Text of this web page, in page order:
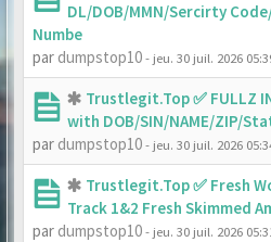
DL/DOB/MMN/Sercirty
Numbe
par dumpstop10- jeu. 30 juil. 2026
Trustlegit.Top ✅ FULLZ
with DOB/SIN/NAME/ZIP/
par dumpstop10- jeu. 30 juil. 2026
Trustlegit.Top ✅ Fresh
Track 1&2 Fresh Skimmed
par dumpstop10- jeu. 30 juil. 2026